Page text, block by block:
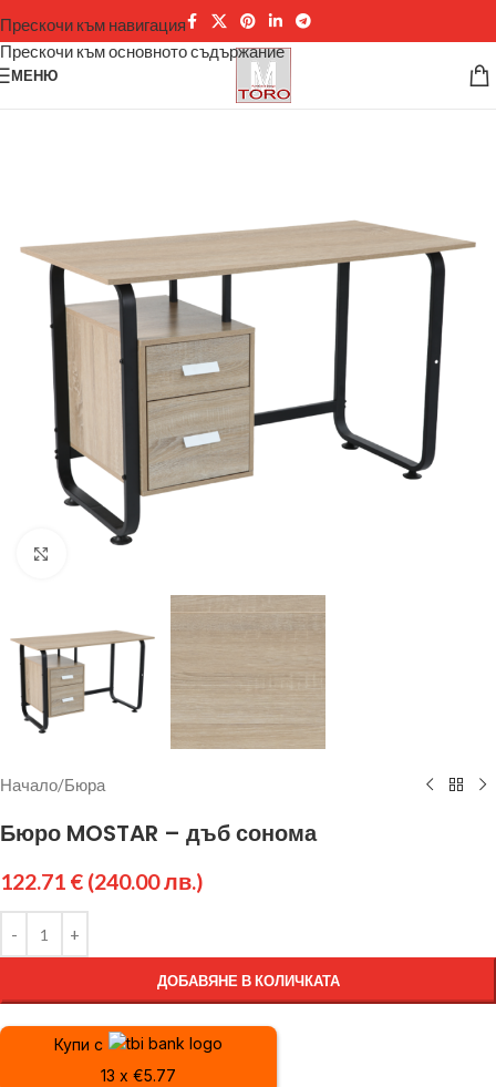
Прескочи към навигация
Прескочи към основното съдържание
МЕНЮ
Начало/Бюра
Бюро MOSTAR – дъб сонома
122.71 € (240.00 лв.)
ДОБАВЯНЕ В КОЛИЧКАТА
Купи с
13 x €5.77